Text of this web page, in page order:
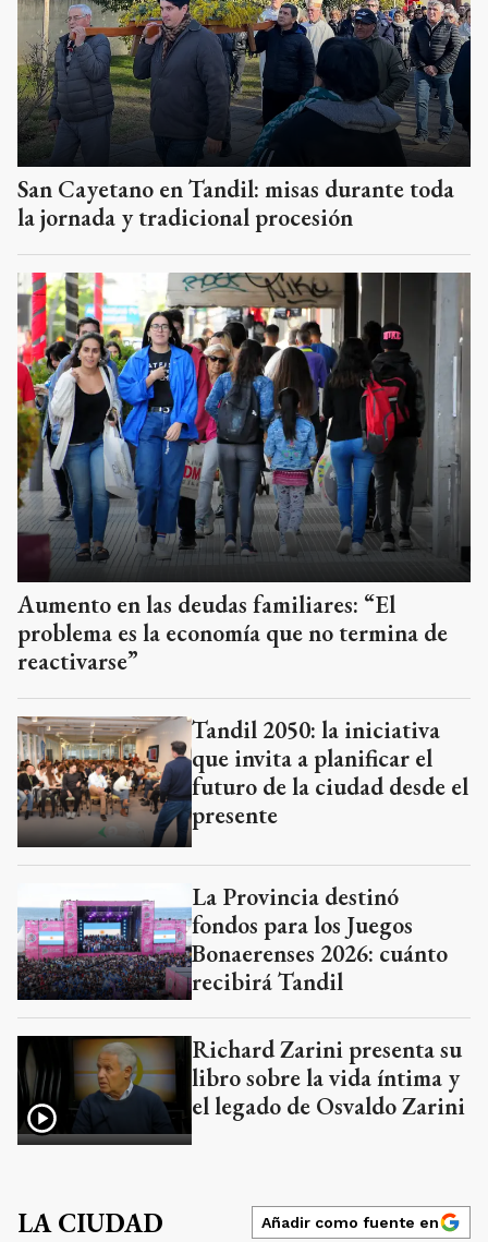
San Cayetano en Tandil: misas durante toda
la jornada y tradicional procesión
Aumento en las deudas familiares: “El
problema es la economía que no termina de
reactivarse”
Tandil 2050: la iniciativa
que invita a planificar el
futuro de la ciudad desde el
presente
La Provincia destinó
fondos para los Juegos
Bonaerenses 2026: cuánto
recibirá Tandil
Richard Zarini presenta su
libro sobre la vida íntima y
el legado de Osvaldo Zarini
LA CIUDAD Añadir como fuente en